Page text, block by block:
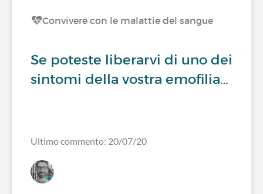
Convivere con le malattie del sangue
Se poteste liberarvi di uno dei
sintomi della vostra emofilia…
Ultimo commento: 20/07/20